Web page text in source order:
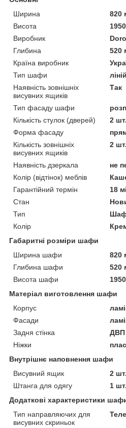
Ширина
820
Висота
Виробник
Глибина
520
Країна виробник
Тип шафи
Наявність зовнішніх
висувних ящиків
Так
Тип фасаду шафи
Кількість стулок (дверей)
2 шт.
Форма фасаду
Кількість зовнішніх
висувних ящиків
2 шт.
Наявність дзеркала
не
Колір (відтінок) меблів
Гарантійний термін
18
Стан
Тип
Колір
Габаритні розміри шафи
Ширина шафи
820
Глибина шафи
520
Висота шафи
Матеріал виготовлення шафи
Корпус
Фасади
Задня стінка
ДВП
Ніжки
Внутрішнє наповнення шафи
Висувний ящик
2 шт.
Штанга для одягу
1 шт.
Додаткові характеристики
Тип направляючих для
висувних скриньок